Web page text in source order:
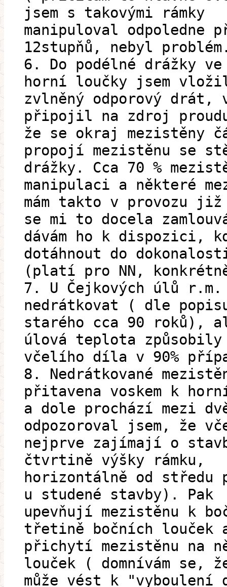
jsem s takovými rámky
manipuloval odpoledne
12stupňů, nebyl
6. Do podélné drážky
horní loučky jsem
zvlněný odporový
připojil na zdroj
že se okraj mezistěny
propojí mezistěnu se
drážky. Cca 70 %
manipulaci a některé
mám takto v provozu
se mi to docela
dávám ho k dispozici,
dotáhnout do
(platí pro NN,
7. U Čejkových úlů r.m.
nedrátkovat ( dle
starého cca 90 roků),
úlová teplota způsobily
včelího díla v 90%
8. Nedrátkované
přitavena voskem k
a dole prochází mezi
odpozoroval jsem, že
nejprve zajímají o
čtvrtině výšky rámku,
horizontálně od středu
u studené stavby). Pak
upevňují mezistěnu k
třetině bočních louček
přichytí mezistěnu na
louček ( domnívám se,
může vést k "vyboulení